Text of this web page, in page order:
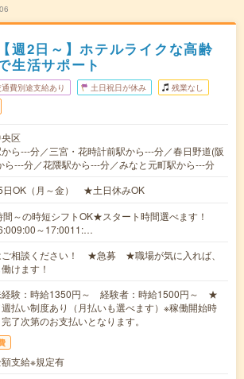
週2日～】ホテルライクな高齢
生活サポート
通費別途支給あり 土日祝日が休み 残業なし
区
ら---分／三宮・花時計前駅から---分／春日野道(阪
ら---分／花隈駅から---分／みなと元町駅から---分
日OK（月～金） ★土日休みOK
～の時短シフトOK★スタート時間選べます！
～17:0011:…
ご相談ください！ ★急募 ★職場が気に入れば、
けます！
経験：時給1350円～ 経験者：時給1500円～ ★
週払い制度あり（月払いも選べます）※稼働開始時
了次第のお支払いとなります。
支給※規定有